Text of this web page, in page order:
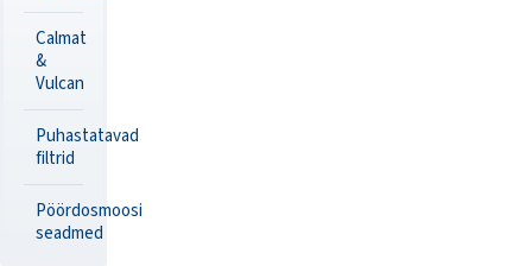
Calmat
&
Vulcan
Puhastatavad
filtrid
Pöördosmoosi
seadmed